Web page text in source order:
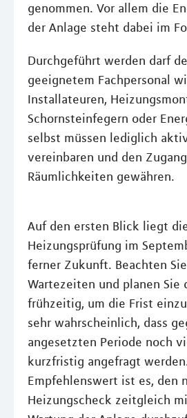
genommen. Vor allem die
der Anlage steht dabei im
Durchgeführt werden darf
geeignetem Fachpersonal
Installateuren,
Schornsteinfegern oder
selbst müssen lediglich
vereinbaren und den
Räumlichkeiten gewähren.
Auf den ersten Blick liegt
Heizungsprüfung im
ferner Zukunft. Beachten
Wartezeiten und planen Sie
frühzeitig, um die Frist
sehr wahrscheinlich, dass
angesetzten Periode noch
kurzfristig angefragt
Empfehlenswert ist es, den
Heizungscheck zeitgleich